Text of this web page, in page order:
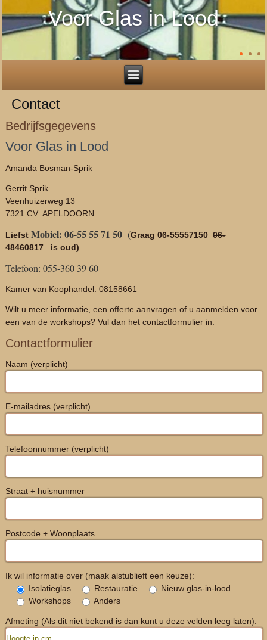
Voor Glas in Lood
Contact
Bedrijfsgegevens
Voor Glas in Lood
Amanda Bosman-Sprik
Gerrit Sprik
Veenhuizerweg 13
7321 CV APELDOORN
LiefstMobiel: 06-55 55 71 50 (Graag 06-5555715006-
48460817is oud)
Telefoon: 055-360 39 60
Kamer van Koophandel: 08158661
Wilt u meer informatie, een offerte aanvragen of u aanmelden voor
een van de workshops? Vul dan het contactformulier in.
Contactformulier
Naam (verplicht)
E-mailadres (verplicht)
Telefoonnummer (verplicht)
Straat + huisnummer
Postcode + Woonplaats
Ik wil informatie over (maak alstublieft een keuze):
Isolatieglas
Restauratie
Nieuw glas-in-lood
Workshops
Anders
Afmeting (Als dit niet bekend is dan kunt u deze velden leeg laten):